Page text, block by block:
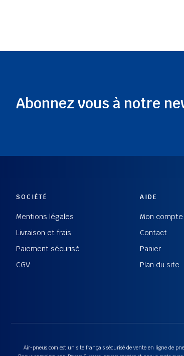
Abonnez vous à notre
SOCIÉTÉ
Mentions légales
Livraison et frais
Paiement sécurisé
CGV
AIDE
Mon compte
Contact
Panier
Plan du site
Air-pneus.com est un site français sécurisé de vente en ligne de